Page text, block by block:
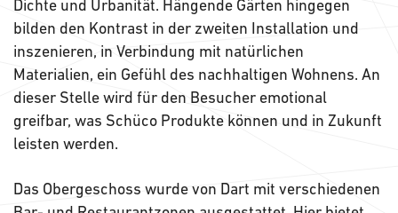
Dichte und Urbanität. Hängende Gärten hingegen
bilden den Kontrast in der zweiten Installation und
inszenieren, in Verbindung mit natürlichen
Materialien, ein Gefühl des nachhaltigen Wohnens. An
dieser Stelle wird für den Besucher emotional
greifbar, was Schüco Produkte können und in Zukunft
leisten werden.
Das Obergeschoss wurde von Dart mit verschiedenen